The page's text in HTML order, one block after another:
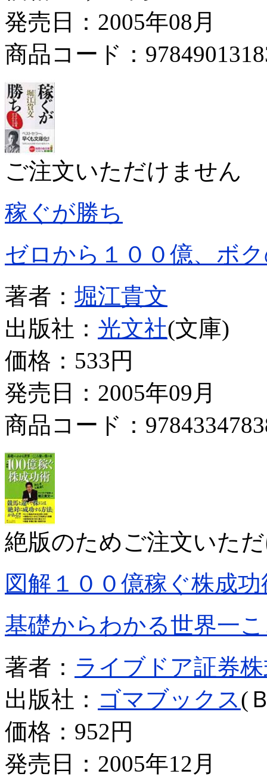
発売日：2005年08月
商品コード：
ご注文いただけません
稼ぐが勝ち
ゼロから１００億、ボ
著者： 堀江貴文
出版社： 光文社(文庫)
価格： 533円
発売日：2005年09月
商品コード：
絶版のためご注文いた
図解１００億稼ぐ株成功
基礎からわかる世界一
著者： ライブドア証券
出版社： ゴマブックス(
価格： 952円
発売日：2005年12月